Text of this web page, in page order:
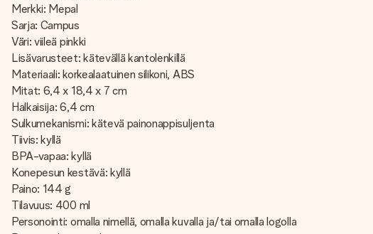
Merkki: Mepal
Sarja: Campus
Väri: viileä pinkki
Lisävarusteet: kätevällä kantolenkillä
Materiaali: korkealaatuinen silikoni, ABS
Mitat: 6,4 x 18,4 x 7 cm
Halkaisija: 6,4 cm
Sulkumekanismi: kätevä painonappisuljenta
Tiivis: kyllä
BPA-vapaa: kyllä
Konepesun kestävä: kyllä
Paino: 144 g
Tilavuus: 400 ml
Personointi: omalla nimellä, omalla kuvalla ja/tai omalla logolla